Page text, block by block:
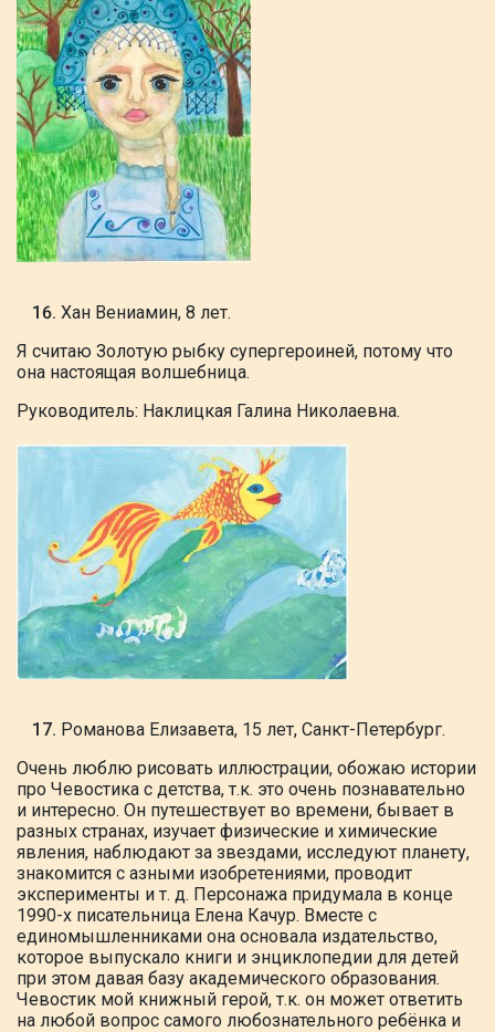
Хан Вениамин, 8 лет.
Я считаю Золотую рыбку супергероиней, потому что
она настоящая волшебница.
Руководитель: Наклицкая Галина Николаевна.
Романова Елизавета, 15 лет, Санкт-Петербург.
Очень люблю рисовать иллюстрации, обожаю истории
про Чевостика с детства, т.к. это очень познавательно
и интересно. Он путешествует во времени, бывает в
разных странах, изучает физические и химические
явления, наблюдают за звездами, исследуют планету,
знакомится с азными изобретениями, проводит
эксперименты и т. д. Персонажа придумала в конце
1990-х писательница Елена Качур. Вместе с
единомышленниками она основала издательство,
которое выпускало книги и энциклопедии для детей
при этом давая базу академического образования.
Чевостик мой книжный герой, т.к. он может ответить
на любой вопрос самого любознательного ребёнка и